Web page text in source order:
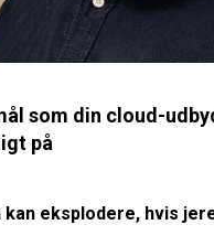
som din cloud-
på
eksplodere, hvis